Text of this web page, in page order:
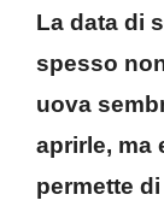
La data di
spesso
uova
aprirle, ma
permette